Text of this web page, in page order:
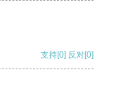
支持[0] 反对[0]